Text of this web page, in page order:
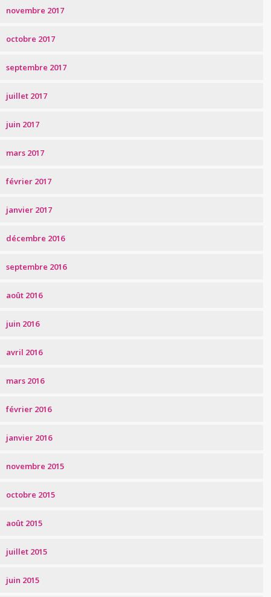
novembre 2017
octobre 2017
septembre 2017
juillet 2017
juin 2017
mars 2017
février 2017
janvier 2017
décembre 2016
septembre 2016
août 2016
juin 2016
avril 2016
mars 2016
février 2016
janvier 2016
novembre 2015
octobre 2015
août 2015
juillet 2015
juin 2015